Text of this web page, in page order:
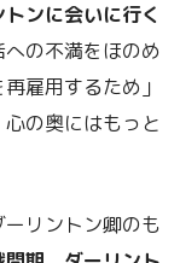
ンに会いに行く
の不満をほのめ
雇用するため」
の奥にはもっと
リントン卿のも